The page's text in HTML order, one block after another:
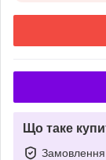
Що таке
Замовлення